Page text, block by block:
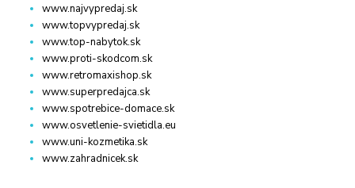
www.najvypredaj.sk
www.topvypredaj.sk
www.top-nabytok.sk
www.proti-skodcom.sk
www.retromaxishop.sk
www.superpredajca.sk
www.spotrebice-domace.sk
www.osvetlenie-svietidla.eu
www.uni-kozmetika.sk
www.zahradnicek.sk